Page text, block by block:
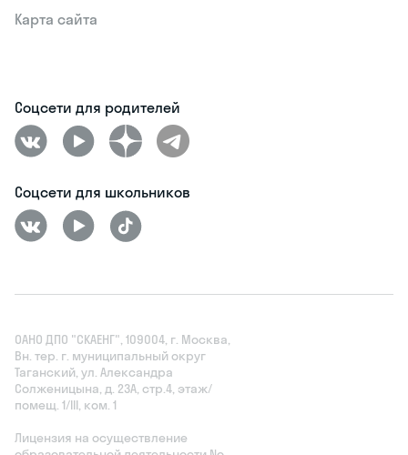
Карта сайта
Соцсети для родителей
Соцсети для школьников
ОАНО ДПО "СКАЕНГ", 109004, г. Москва,
Вн. тер. г. муниципальный округ
Таганский, ул. Александра
Солженицына, д. 23А, стр.4, этаж/
помещ. 1/III, ком. 1
Лицензия на осуществление